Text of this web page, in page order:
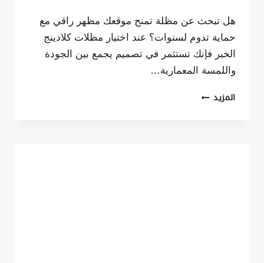
هل تبحث عن مظلة تمنح موقعك مظهر راقي مع
حماية تدوم لسنوات؟ عند اختيار مظلات كلادينج
الخبر فإنك تستثمر في تصميم يجمع بين الجودة
واللمسة المعمارية…
المزيد مظلات